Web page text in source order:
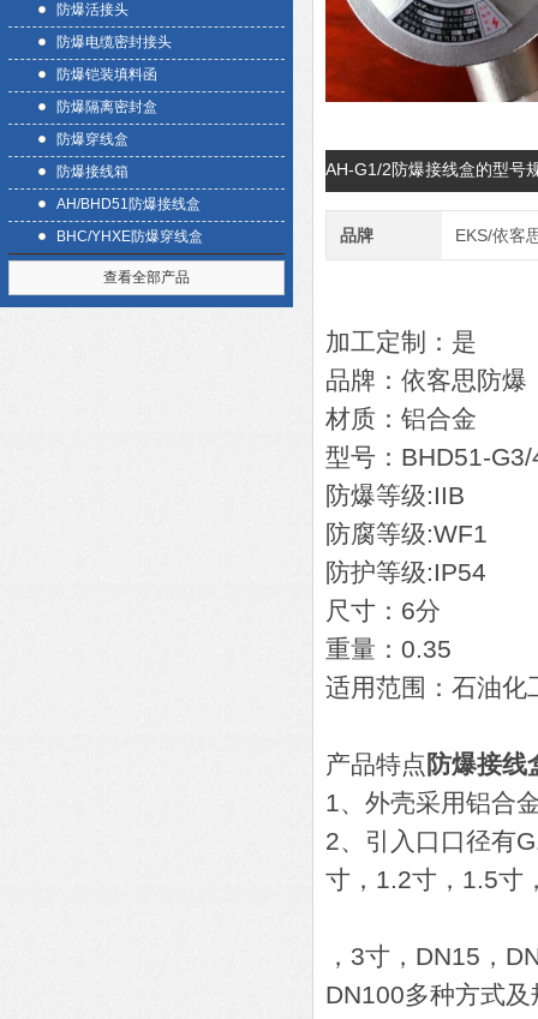
防爆活接头
防爆电缆密封接头
防爆铠装填料函
防爆隔离密封盒
防爆穿线盒
防爆接线箱
AH/BHD51防爆接线盒
BHC/YHXE防爆穿线盒
查看全部产品
AH-G1/2防爆接线盒的型号
品牌 EKS/依客
加工定制：是
品牌：依客思防爆
材质：铝合金
型号：BHD51-G3/
防爆等级:IIB
防腐等级:WF1
防护等级:IP54
尺寸：6分
重量：0.35
适用范围：石油化
产品特点 防爆接线
1、外壳采用铝合
2、引入口口径有
寸，1.2寸，1.5寸
，3寸，DN15，
DN100多种方式